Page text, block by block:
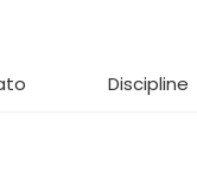
Discipline